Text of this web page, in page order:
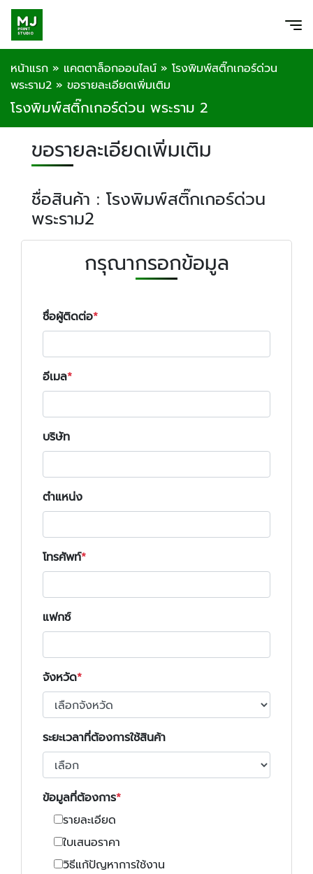
หน้าแรก » แคตตาล็อกออนไลน์ » โรงพิมพ์สติ๊กเกอร์ด่วน
พระราม2 » ขอรายละเอียดเพิ่มเติม
โรงพิมพ์สติ๊กเกอร์ด่วน พระราม 2
ขอรายละเอียดเพิ่มเติม
ชื่อสินค้า : โรงพิมพ์สติ๊กเกอร์ด่วน
พระราม2
กรุณากรอกข้อมูล
ชื่อผู้ติดต่อ
อีเมล
บริษัท
ตำแหน่ง
โทรศัพท์
แฟกซ์
จังหวัด
ระยะเวลาที่ต้องการใช้สินค้า
ข้อมูลที่ต้องการ
รายละเอียด
ใบเสนอราคา
วิธีแก้ปัญหาการใช้งาน